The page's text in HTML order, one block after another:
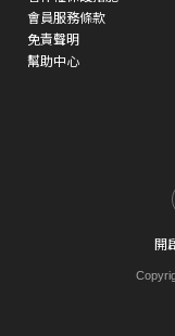
會員服務條款
免責聲明
幫助中心
開